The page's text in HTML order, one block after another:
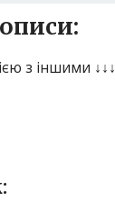
з іншими ↓↓↓